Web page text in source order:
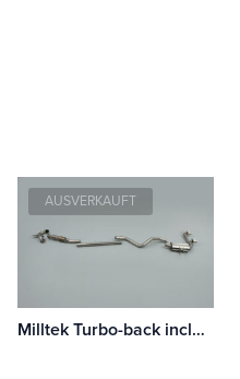
AUSVERKAUFT
Milltek Turbo-back including Hi-Flow Sports Cat Renault Mégane Renaultsport 225 2.0T